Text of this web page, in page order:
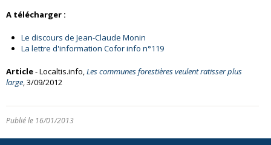
A télécharger :
Le discours de Jean-Claude Monin
La lettre d'information Cofor info n°119
Article- Localtis.info,Les communes forestières veulent ratisser plus
large, 3/09/2012
Publié le 16/01/2013